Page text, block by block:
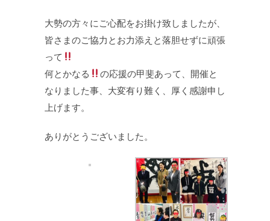
大勢の方々にご心配をお掛け致しましたが、
皆さまのご協力とお力添えと落胆せずに頑張
って
何とかなる
の応援の甲斐あって、開催と
なりました事、大変有り難く、厚く感謝申し
上げます。
ありがとうございました。